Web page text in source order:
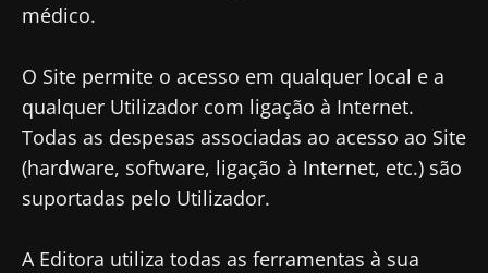
médico.
O Site permite o acesso em qualquer local e a
qualquer Utilizador com ligação à Internet.
Todas as despesas associadas ao acesso ao Site
(hardware, software, ligação à Internet, etc.) são
suportadas pelo Utilizador.
A Editora utiliza todas as ferramentas à sua